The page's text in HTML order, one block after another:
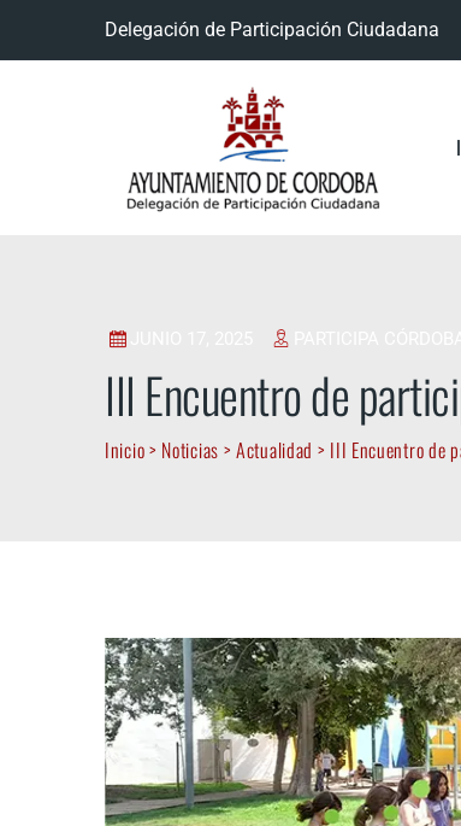
Delegación de Participación Ciudadana
III Encuentro de
Inicio> Noticias >Actualidad > III Encuentro de